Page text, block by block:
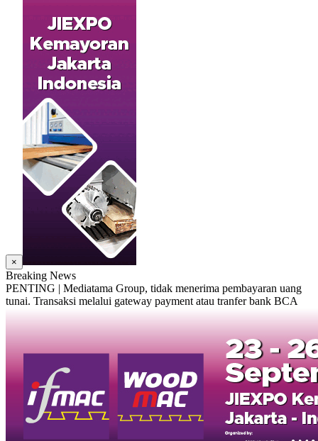
×
Breaking News
PENTING | Mediatama Group, tidak menerima pembayaran uang
tunai. Transaksi melalui gateway payment atau tranfer bank BCA